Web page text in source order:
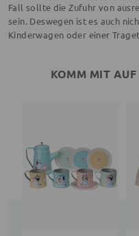
Fall sollte die Zufuhr von
sein. Deswegen ist es auch
Kinderwagen oder einer
KOMM MIT AUF